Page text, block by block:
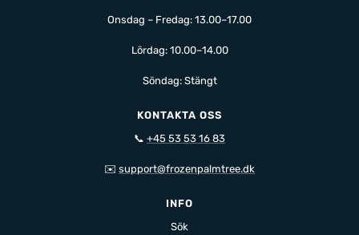
Onsdag – Fredag: 13.00–17.00
Lördag: 10.00–14.00
Söndag: Stängt
KONTAKTA OSS
📞 +45 53 53 16 83
✉️ support@frozenpalmtree.dk
INFO
Sök